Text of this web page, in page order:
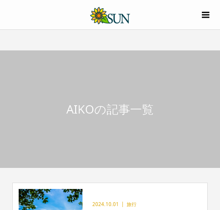
AIKOの記事一覧
2024.10.01 旅行